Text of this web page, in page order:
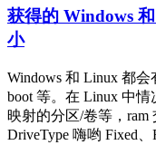
获得的 Windows
小
Windows 和 Linux 都会
boot 等。在 Linux 中
映射的分区/卷等，ram
DriveType 嗨哟 Fixed